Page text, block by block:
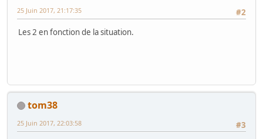
#2
25 Juin 2017, 21:17:35
Les 2 en fonction de la situation.
tom38
#3
25 Juin 2017, 22:03:58